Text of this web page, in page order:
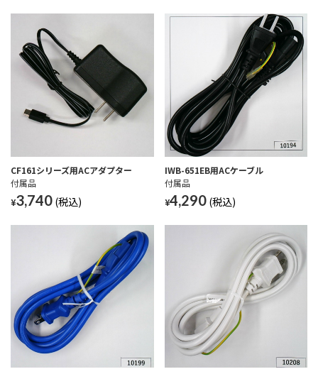
CF161シリーズ用ACアダプター
付属品
¥3,740
IWB-651EB用ACケーブル
付属品
¥4,290